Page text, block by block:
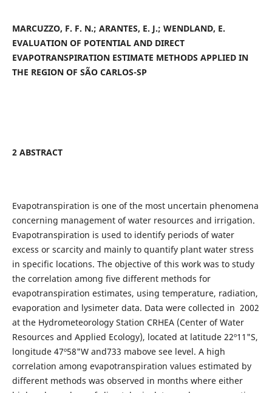
MARCUZZO, F. F. N.; ARANTES, E. J.; WENDLAND, E.
EVALUATION OF POTENTIAL AND DIRECT
EVAPOTRANSPIRATION ESTIMATE METHODS APPLIED IN
THE REGION OF SÃO CARLOS-SP
2 ABSTRACT
Evapotranspiration is one of the most uncertain phenomena
concerning management of water resources and irrigation.
Evapotranspiration is used to identify periods of water
excess or scarcity and mainly to quantify plant water stress
in specific locations. The objective of this work was to study
the correlation among five different methods for
evapotranspiration estimates, using temperature, radiation,
evaporation and lysimeter data. Data were collected in 2002
at the Hydrometeorology Station CRHEA (Center of Water
Resources and Applied Ecology), located at latitude 22º11"S,
longitude 47º58"W and733 mabove see level. A high
correlation among evapotranspiration values estimated by
different methods was observed in months where either